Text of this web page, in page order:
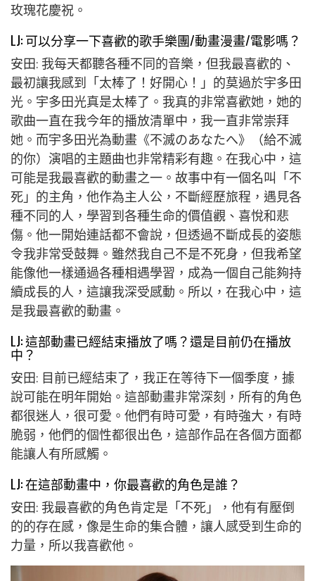
玫瑰花慶祝。
LJ: 可以分享一下喜歡的歌手樂團/動畫漫畫/電影嗎？
安田: 我每天都聽各種不同的音樂，但我最喜歡的、
最初讓我感到「太棒了！好開心！」的莫過於宇多田
光。宇多田光真是太棒了。我真的非常喜歡她，她的
歌曲一直在我今年的播放清單中，我一直非常崇拜
她。而宇多田光為動畫《不滅のあなたへ》（給不滅
的你）演唱的主題曲也非常精彩有趣。在我心中，這
可能是我最喜歡的動畫之一。故事中有一個名叫「不
死」的主角，他作為主人公，不斷經歷旅程，遇見各
種不同的人，學習到各種生命的價值觀、喜悅和悲
傷。他一開始連話都不會說，但透過不斷成長的姿態
令我非常受鼓舞。雖然我自己不是不死身，但我希望
能像他一樣通過各種相遇學習，成為一個自己能夠持
續成長的人，這讓我深受感動。所以，在我心中，這
是我最喜歡的動畫。
LJ: 這部動畫已經結束播放了嗎？還是目前仍在播放
中？
安田: 目前已經結束了，我正在等待下一個季度，據
說可能在明年開始。這部動畫非常深刻，所有的角色
都很迷人，很可愛。他們有時可愛，有時強大，有時
脆弱，他們的個性都很出色，這部作品在各個方面都
能讓人有所感觸。
LJ: 在這部動畫中，你最喜歡的角色是誰？
安田: 我最喜歡的角色肯定是「不死」，他有有壓倒
的的存在感，像是生命的集合體，讓人感受到生命的
力量，所以我喜歡他。